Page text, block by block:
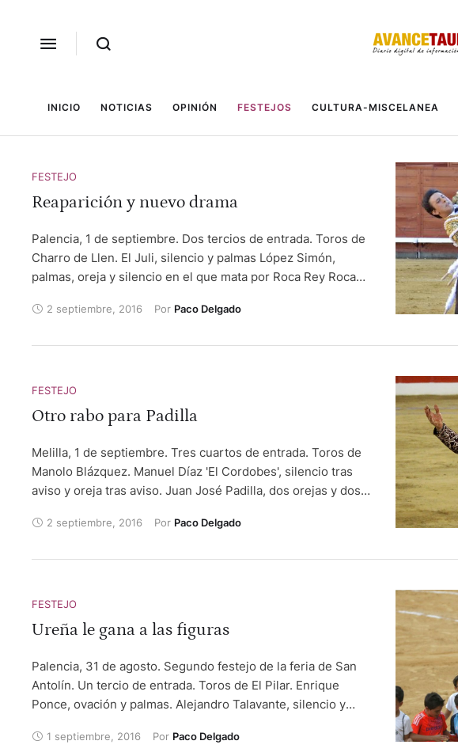
INICIO NOTICIAS OPINIÓN FESTEJOS CULTURA-MISCELANEA
FESTEJO
Reaparición y nuevo drama
Palencia, 1 de septiembre. Dos tercios de entrada. Toros de
Charro de Llen. El Juli, silencio y palmas López Simón,
palmas, oreja y silencio en el que mata por Roca Rey Roca
entrando semi-inconsciente a la enfermería, con conmoción
2 septiembre, 2016 Por Paco Delgado
FESTEJO
Otro rabo para Padilla
Melilla, 1 de septiembre. Tres cuartos de entrada. Toros de
Manolo Blázquez. Manuel Díaz 'El Cordobes', silencio tras
aviso y oreja tras aviso. Juan José Padilla, dos orejas y dos
2 septiembre, 2016 Por Paco Delgado
FESTEJO
Ureña le gana a las figuras
Palencia, 31 de agosto. Segundo festejo de la feria de San
Antolín. Un tercio de entrada. Toros de El Pilar. Enrique
Ponce, ovación y palmas. Alejandro Talavante, silencio y
1 septiembre, 2016 Por Paco Delgado